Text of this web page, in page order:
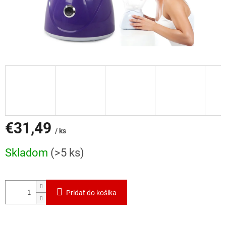
€31,49 / ks
cena:
Skladom (>5 ks)
Pridať do košíka